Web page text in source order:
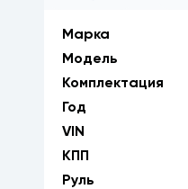
Марка
Модель
Комплектация
Год
VIN
КПП
Руль